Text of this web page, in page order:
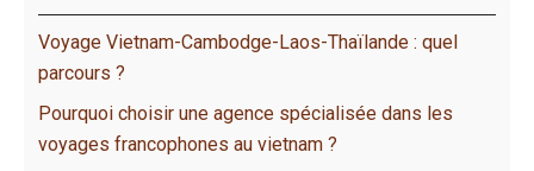
Voyage Vietnam-Cambodge-Laos-Thaïlande : quel
parcours ?
Pourquoi choisir une agence spécialisée dans les
voyages francophones au vietnam ?